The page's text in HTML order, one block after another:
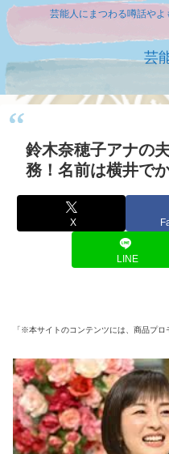
芸能人にまつわる噂話や
芸
鈴木奈穂子アナの
務！名前は横井で
X
LINE
「※本サイトのコンテンツには、商品プロ